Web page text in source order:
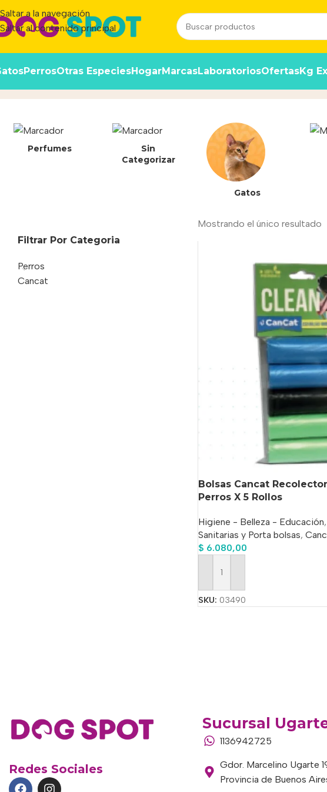
Saltar a la navegación
Saltar al contenido principal
PerrosOtras EspeciesHogarMarcasLaboratoriosOfertasKg
6920567589135
Perfumes
Sin
Categorizar
Gatos
Filtrar Por Categoria
Perros
Cancat
Mostrando el único resultado
Bolsas Cancat
Perros X 5 Rollos
Higiene - Belleza - Educación,
Sanitarias y Porta bolsas,
$ 6.080,00
Añadir Al Carrito
SKU: 03490
Redes Sociales
Sucursal
1136942725
Gdor. Marcelino Ugarte
Provincia de Buenos